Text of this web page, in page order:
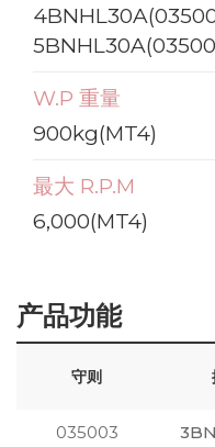
W.P 重量
900kg(MT4)
最大 R.P.M
6,000(MT4)
产品功能
守则
035003